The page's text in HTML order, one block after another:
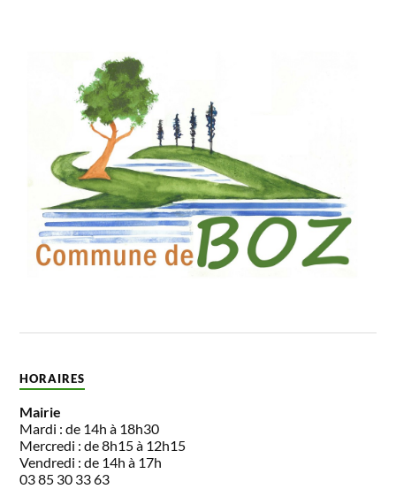
HORAIRES
Mairie
Mardi : de 14h à 18h30
Mercredi : de 8h15 à 12h15
Vendredi : de 14h à 17h
03 85 30 33 63